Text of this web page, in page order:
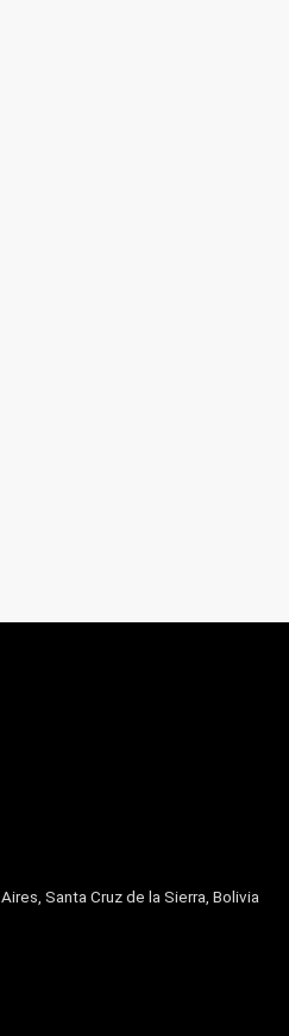
Santa Cruz de la Sierra, Bolivia